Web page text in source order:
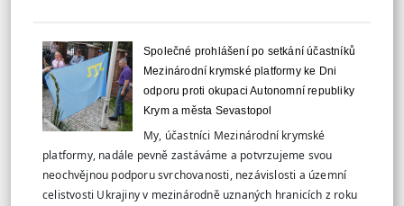
Společné prohlášení po setkání účastníků
Mezinárodní krymské platformy ke Dni
odporu proti okupaci Autonomní republiky
Krym a města Sevastopol
My, účastníci Mezinárodní krymské
platformy, nadále pevně zastáváme a potvrzujeme svou
neochvějnou podporu svrchovanosti, nezávislosti a územní
celistvosti Ukrajiny v mezinárodně uznaných hranicích z roku